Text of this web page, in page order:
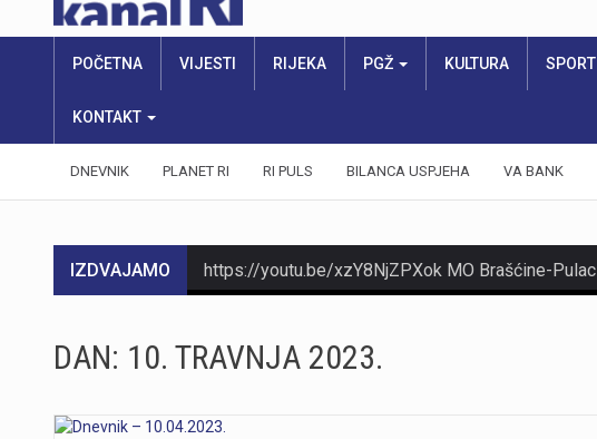
POČETNA VIJESTI RIJEKA PGŽ KULTURA SPORT
KONTAKT
DNEVNIK PLANET RI RI PULS BILANCA USPJEHA VA BANK
IZDVAJAMO
DAN: 10. TRAVNJA 2023.